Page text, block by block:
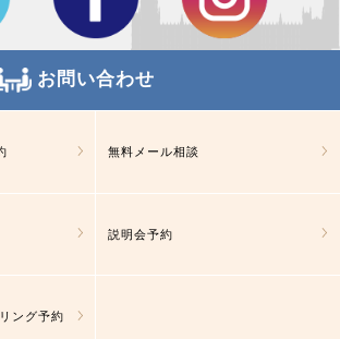
お問い合わせ
無料メール相談
説明会予約
ング予約